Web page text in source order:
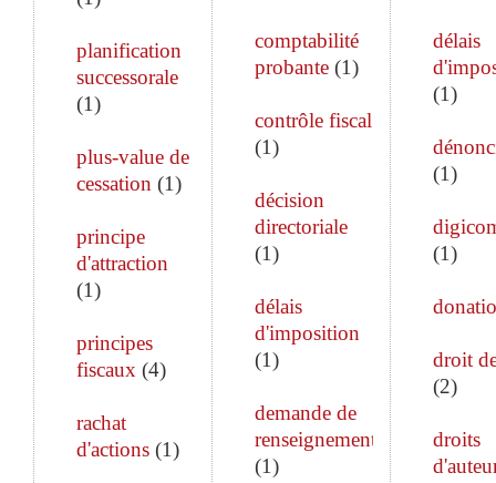
planification
successorale
(1)
plus-value de
cessation (1)
principe
d'attraction
(1)
principes
fiscaux (4)
rachat
d'actions (1)
comptabilité
probante(1)
contrôle fiscal
(1)
décision
directoriale
(1)
délais
d'imposition
(1)
demande de
renseignements
(1)
délais
(1)
(1)
(1)
droit
(2)
droits